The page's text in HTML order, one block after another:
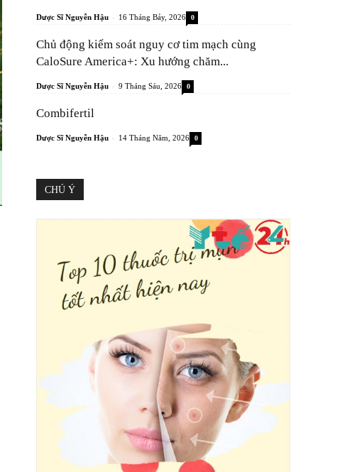
Dược Sĩ Nguyễn Hậu - 16 Tháng Bảy, 2026 0
Chủ động kiểm soát nguy cơ tim mạch cùng
CaloSure America+: Xu hướng chăm...
Dược Sĩ Nguyễn Hậu - 9 Tháng Sáu, 2026 0
Combifertil
Dược Sĩ Nguyễn Hậu - 14 Tháng Năm, 2026 0
CHÚ Ý